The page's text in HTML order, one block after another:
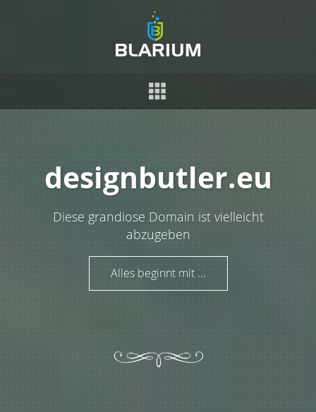
designbutler.eu
Diese grandiose Domain ist vielleicht
abzugeben
Alles beginnt mit ...